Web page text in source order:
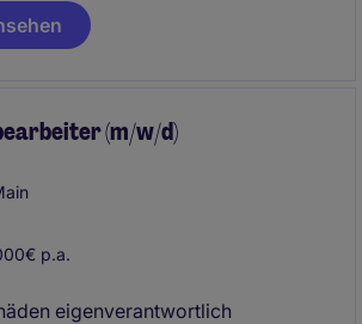
Sie eine spannende Aufgabe
Unternehmen, das auf
(m/w/d)
p.a.
eigenverantwortlich